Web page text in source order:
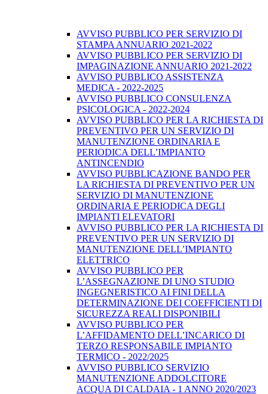
AVVISO PUBBLICO PER SERVIZIO DI
STAMPA ANNUARIO 2021-2022
AVVISO PUBBLICO PER SERVIZIO DI
IMPAGINAZIONE ANNUARIO 2021-2022
AVVISO PUBBLICO ASSISTENZA
MEDICA - 2022-2025
AVVISO PUBBLICO CONSULENZA
PSICOLOGICA - 2022-2024
AVVISO PUBBLICO PER LA RICHIESTA DI
PREVENTIVO PER UN SERVIZIO DI
MANUTENZIONE ORDINARIA E
PERIODICA DELL’IMPIANTO
ANTINCENDIO
AVVISO PUBBLICAZIONE BANDO PER
LA RICHIESTA DI PREVENTIVO PER UN
SERVIZIO DI MANUTENZIONE
ORDINARIA E PERIODICA DEGLI
IMPIANTI ELEVATORI
AVVISO PUBBLICO PER LA RICHIESTA DI
PREVENTIVO PER UN SERVIZIO DI
MANUTENZIONE DELL’IMPIANTO
ELETTRICO
AVVISO PUBBLICO PER
L’ASSEGNAZIONE DI UNO STUDIO
INGEGNERISTICO AI FINI DELLA
DETERMINAZIONE DEI COEFFICIENTI DI
SICUREZZA REALI DISPONIBILI
AVVISO PUBBLICO PER
L’AFFIDAMENTO DELL’INCARICO DI
TERZO RESPONSABILE IMPIANTO
TERMICO - 2022/2025
AVVISO PUBBLICO SERVIZIO
MANUTENZIONE ADDOLCITORE
ACQUA DI CALDAIA - 1 ANNO 2020/2023